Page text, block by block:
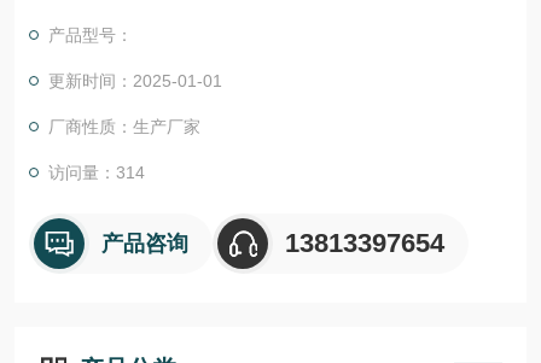
产品型号：
更新时间：2025-01-01
厂商性质：生产厂家
访问量：314
产品咨询 13813397654